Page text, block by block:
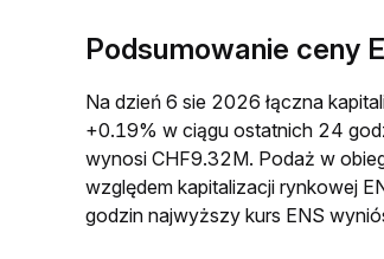
Podsumowanie ceny
Na dzień 6 sie 2026 łączna
+0.19% w ciągu ostatnich 24
wynosi CHF9.32M. Podaż w
względem kapitalizacji rynkowej
godzin najwyższy kurs ENS